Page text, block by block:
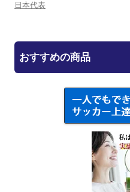
日本代表
おすすめの商品